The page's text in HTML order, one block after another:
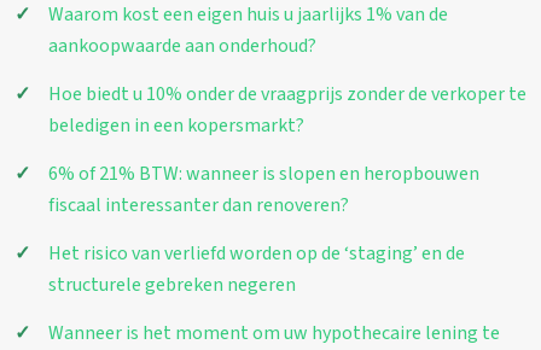
Waarom kost een eigen huis u jaarlijks 1% van de
aankoopwaarde aan onderhoud?
Hoe biedt u 10% onder de vraagprijs zonder de verkoper te
beledigen in een kopersmarkt?
6% of 21% BTW: wanneer is slopen en heropbouwen
fiscaal interessanter dan renoveren?
Het risico van verliefd worden op de ‘staging’ en de
structurele gebreken negeren
Wanneer is het moment om uw hypothecaire lening te